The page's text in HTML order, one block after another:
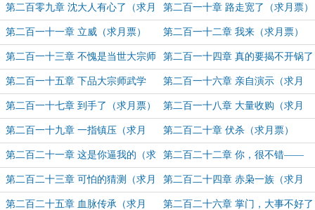
第二百零九章 沈大人有心了（求月
票）
第二百一十章 路走宽了（求月票）
第二百一十一章 立威（求月票） 第二百一十二章 我来（求月票）
第二百一十三章 不愧是当世大宗师
（求月票）
第二百一十四章 真的要揭不开锅了
（求月票）
第二百一十五章 下品大宗师武学
（求月票）
第二百一十六章 亲自演示（求月
票）
第二百一十七章 到手了（求月票） 第二百一十八章 大量收购（求月
票）
第二百一十九章 一指镇压（求月
票）
第二百二十章 伏杀（求月票）
第二百二十一章 这是你逼我的（求
月票）
第二百二十二章 你，很不错——
（求月票）
第二百二十三章 可怕的猜测（求月
票）
第二百二十四章 赤枭一族（求月
票）
第二百二十五章 血脉传承（求月 第二百二十六章 掌门，大事不好了